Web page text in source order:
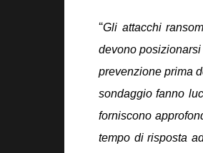
“Gli attacchi
devono
prevenzione prima
sondaggio fanno
forniscono
tempo di risposta